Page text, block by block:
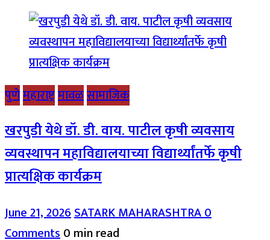
पुणेमहाराष्ट्रमावळसामाजिक
खरपुडी येथे डॉ. डी. वाय. पाटील कृषी व्यवसाय
व्यवस्थापन महाविद्यालयाच्या विद्यार्थ्यांतर्फे कृषी
प्रात्यक्षिक कार्यक्रम
June 21, 2026SATARK MAHARASHTRA0
Comments0 min read